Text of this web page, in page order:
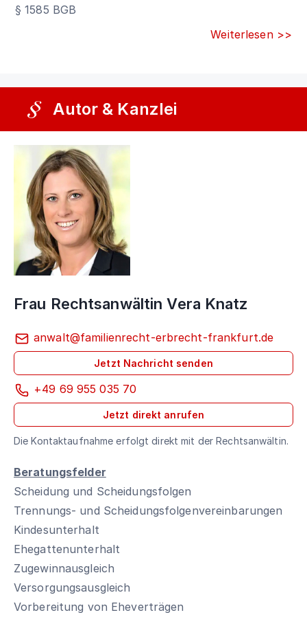
§ 1585 BGB
Weiterlesen >>
Autor & Kanzlei
Frau Rechtsanwältin Vera Knatz
anwalt@familienrecht-erbrecht-frankfurt.de
Jetzt Nachricht senden
+49 69 955 035 70
Jetzt direkt anrufen
Die Kontaktaufnahme erfolgt direkt mit der Rechtsanwältin.
Beratungsfelder
Scheidung und Scheidungsfolgen
Trennungs- und Scheidungsfolgenvereinbarungen
Kindesunterhalt
Ehegattenunterhalt
Zugewinnausgleich
Versorgungsausgleich
Vorbereitung von Eheverträgen